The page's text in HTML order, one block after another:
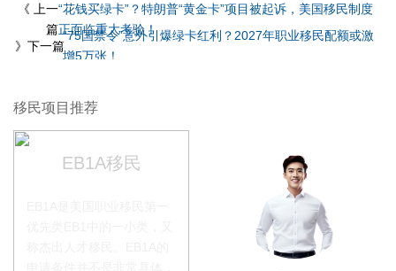
《 上一
篇
“花钱买绿卡”？特朗普“黄金卡”项目被起诉，美国移民制度
正面临重大考验！
》下一篇
“75国禁令”意外引爆绿卡红利？2027年职业移民配额或激
增5万张！
移民项目推荐
EB1A移民